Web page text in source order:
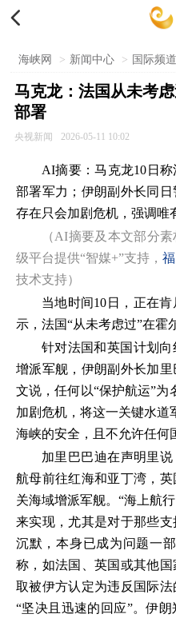

海峡网 > 新闻中心 > 国际频道
马克龙：法国从未考
部署
央视新闻 2026-05-11 10:02
AI摘要：马克龙10日
部署军力；伊朗副外长同
存在只会加剧危机，强调唯
（AI摘要及本文部分素
级平台提供“智媒+”支持，
技术支持）
当地时间10日，正在
示，法国“从未考虑过”在霍
针对法国和英国计划
增派军舰，伊朗副外长加
文说，任何以“保护航运”为
加剧危机，将这一关键水道
海峡的安全，且不允许任何
加里巴巴迪在声明里
航母前往红海和亚丁湾，
关海域增派军舰。“海上航
来实现，尤其是对于那些
沉默，本身已成为问题一
称，如法国、英国或其他
取被伊方认定为违反国际
“坚决且迅速的回应”。伊